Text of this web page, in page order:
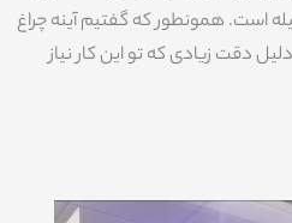
است. همونطور که گفتیم آینه چراغ
دقت زیادی که تو این کار نیاز